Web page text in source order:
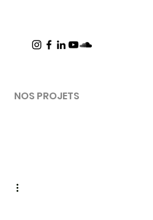
NOS PROJETS